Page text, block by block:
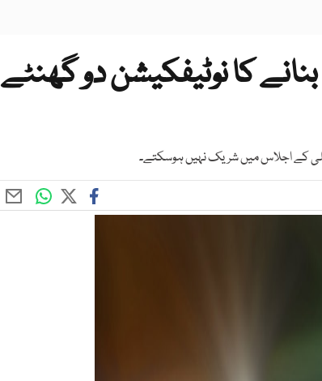
کا نوٹیفکیشن دو گھنٹے
کے اجلاس میں شریک نہیں ہوسکتے۔